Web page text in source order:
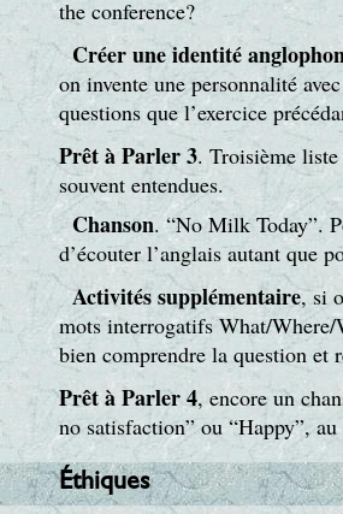
the conference?
Créer une identité
on invente une personnalité
questions que l’exercice
Prêt à Parler 3. Troisième liste
souvent entendues.
Chanson. “No Milk Today”.
d’écouter l’anglais autant que
Activités supplémentaire, si
mots interrogatifs What/
bien comprendre la question et
Prêt à Parler 4, encore un
no satisfaction” ou “Happy”,
Éthiques